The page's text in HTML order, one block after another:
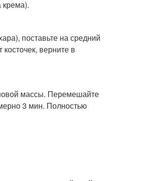
крема).
поставьте на средний
верните в
массы. Перемешайте
3 мин. Полностью